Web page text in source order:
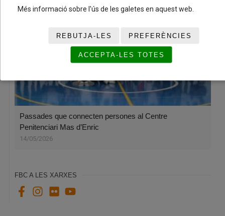
Passades que connecten persones al Centre
Penitenciari Mas d’Enric
14/05/2026
FBC A LES XARXES
Més informació sobre l'ús de les galetes en aquest web.
REBUTJA-LES PREFERÈNCIES
ACCEPTA-LES TOTES